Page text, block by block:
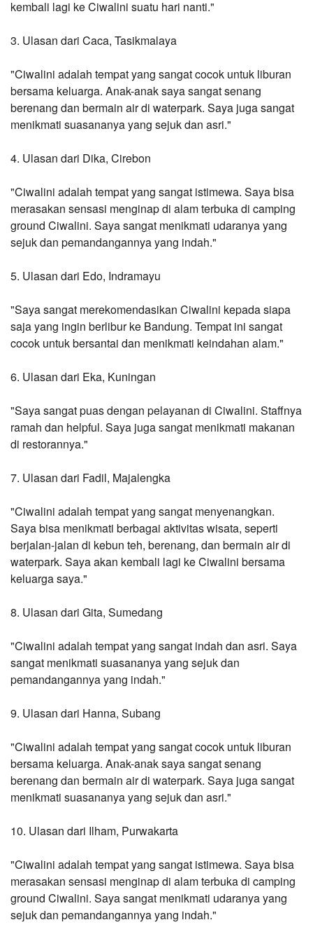
kembali lagi ke Ciwalini suatu hari nanti."
3. Ulasan dari Caca, Tasikmalaya
"Ciwalini adalah tempat yang sangat cocok untuk liburan
bersama keluarga. Anak-anak saya sangat senang
berenang dan bermain air di waterpark. Saya juga sangat
menikmati suasananya yang sejuk dan asri."
4. Ulasan dari Dika, Cirebon
"Ciwalini adalah tempat yang sangat istimewa. Saya bisa
merasakan sensasi menginap di alam terbuka di camping
ground Ciwalini. Saya sangat menikmati udaranya yang
sejuk dan pemandangannya yang indah."
5. Ulasan dari Edo, Indramayu
"Saya sangat merekomendasikan Ciwalini kepada siapa
saja yang ingin berlibur ke Bandung. Tempat ini sangat
cocok untuk bersantai dan menikmati keindahan alam."
6. Ulasan dari Eka, Kuningan
"Saya sangat puas dengan pelayanan di Ciwalini. Staffnya
ramah dan helpful. Saya juga sangat menikmati makanan
di restorannya."
7. Ulasan dari Fadil, Majalengka
"Ciwalini adalah tempat yang sangat menyenangkan.
Saya bisa menikmati berbagai aktivitas wisata, seperti
berjalan-jalan di kebun teh, berenang, dan bermain air di
waterpark. Saya akan kembali lagi ke Ciwalini bersama
keluarga saya."
8. Ulasan dari Gita, Sumedang
"Ciwalini adalah tempat yang sangat indah dan asri. Saya
sangat menikmati suasananya yang sejuk dan
pemandangannya yang indah."
9. Ulasan dari Hanna, Subang
"Ciwalini adalah tempat yang sangat cocok untuk liburan
bersama keluarga. Anak-anak saya sangat senang
berenang dan bermain air di waterpark. Saya juga sangat
menikmati suasananya yang sejuk dan asri."
10. Ulasan dari Ilham, Purwakarta
"Ciwalini adalah tempat yang sangat istimewa. Saya bisa
merasakan sensasi menginap di alam terbuka di camping
ground Ciwalini. Saya sangat menikmati udaranya yang
sejuk dan pemandangannya yang indah."